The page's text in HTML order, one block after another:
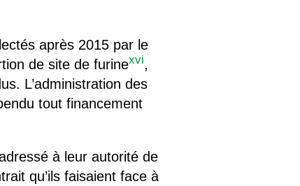
après 2015 par le
de site de furinexvi,
L’administration des
tout financement
à leur autorité de
qu’ils faisaient face à